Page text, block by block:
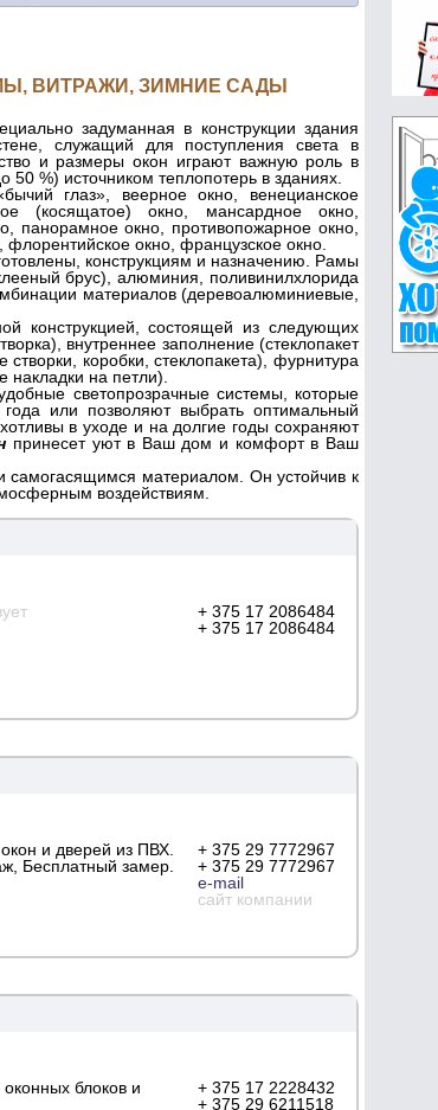
ВИТРАЖИ, ЗИМНИЕ САДЫ
задуманная в конструкции здания
служащий для поступления света в
и размеры окон играют важную роль в
50 %) источником теплопотерь в зданиях.
глаз», веерное окно, венецианское
(косящатое) окно, мансардное окно,
панорамное окно, противопожарное окно,
окно, французское окно.
конструкциям и назначению. Рамы
брус), алюминия, поливинилхлорида
материалов (деревоалюминиевые,
конструкцией, состоящей из следующих
внутреннее заполнение (стеклопакет
коробки, стеклопакета), фурнитура
на петли).
светопрозрачные системы, которые
или позволяют выбрать оптимальный
в уходе и на долгие годы сохраняют
принесет уют в Ваш дом и комфорт в Ваш
материалом. Он устойчив к
воздействиям.
+ 375 17 2086484
+ 375 17 2086484
и дверей из ПВХ.
Бесплатный замер.
+ 375 29 7772967
+ 375 29 7772967
e-mail
сайт компании
блоков и
+ 375 17 2228432
+ 375 29 6211518